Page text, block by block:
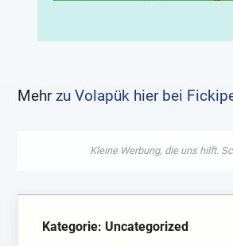
Mehrzu Volapük hier bei
Kategorie: Uncategorized